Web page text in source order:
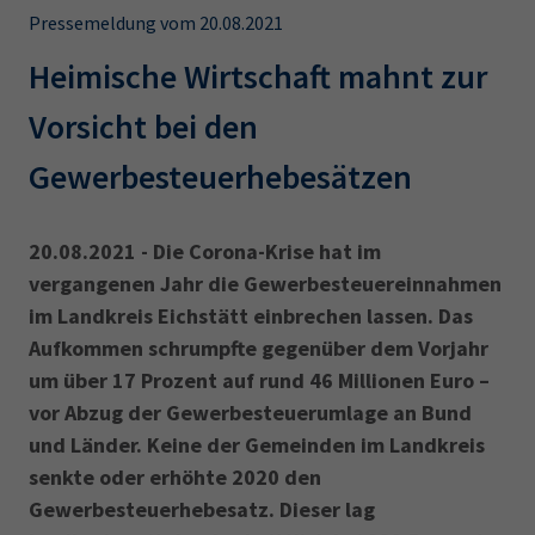
Leichte Sprache
Karriere
EN
IHK Akademie
Magazin Log-in
Berichtsheft
34i
Betriebswirt Prüfbericht
Pressemeldung vom 20.08.2021
Heimische Wirtschaft mahnt zur
Vorsicht bei den
Gewerbesteuerhebesätzen
20.08.2021 - Die Corona-Krise hat im
vergangenen Jahr die Gewerbesteuereinnahmen
im Landkreis Eichstätt einbrechen lassen. Das
Aufkommen schrumpfte gegenüber dem Vorjahr
um über 17 Prozent auf rund 46 Millionen Euro –
vor Abzug der Gewerbesteuerumlage an Bund
und Länder. Keine der Gemeinden im Landkreis
senkte oder erhöhte 2020 den
Gewerbesteuerhebesatz. Dieser lag